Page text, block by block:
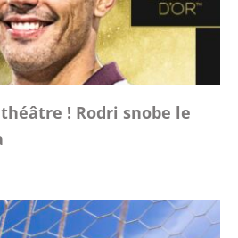
! Rodri snobe le